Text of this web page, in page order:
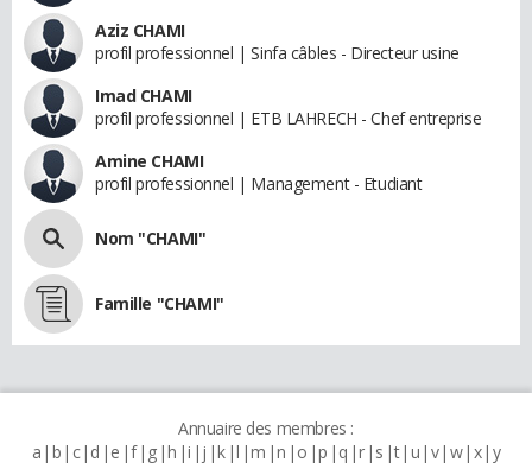
Aziz CHAMI
profil professionnel | Sinfa câbles - Directeur usine
Imad CHAMI
profil professionnel | ETB LAHRECH - Chef entreprise
Amine CHAMI
profil professionnel | Management - Etudiant
Nom "CHAMI"
Famille "CHAMI"
Annuaire des membres :
a b c d e f g h i j k l m n o p q r s t u v w x y